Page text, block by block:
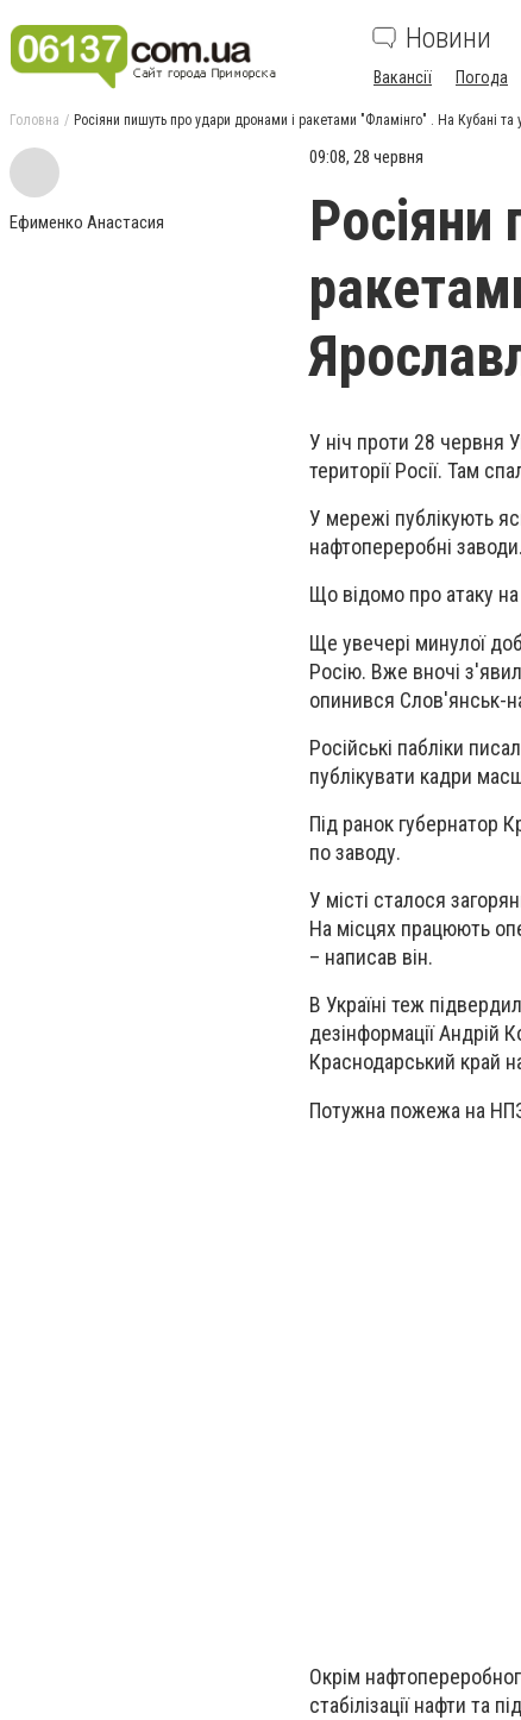
Новини
Вакансії Погода
Головна Росіяни пишуть про удари дронами і ракетами "Фламінго" . На Кубані та
Ефименко Анастасия
09:08, 28 червня
У ніч проти 28 червня
території Росії. Там
У мережі публікують
нафтопереробні заводи.
Що відомо про атаку
Ще увечері минулої
Росію. Вже вночі
опинився Слов'янськ-
Російські пабліки
публікувати кадри
Під ранок губернатор
по заводу.
У місті сталося
На місцях працюють
– написав він.
В Україні теж
дезінформації Андрій
Краснодарський край
Потужна пожежа на
Окрім
стабілізації нафти та